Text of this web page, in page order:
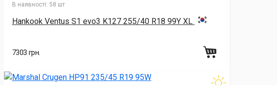
В наявності: 58 шт
Hankook Ventus S1 evo3 K127 255/40 R18 99Y XL
7303 грн.